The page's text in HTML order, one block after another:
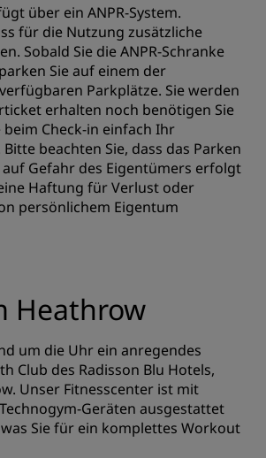
über ein ANPR-System.
für die Nutzung zusätzliche
Sobald Sie die ANPR-Schranke
Sie auf einem der
Parkplätze. Sie werden
erhalten noch benötigen Sie
beim Check-in einfach Ihr
beachten Sie, dass das Parken
Gefahr des Eigentümers erfolgt
Haftung für Verlust oder
persönlichem Eigentum
Heathrow
um die Uhr ein anregendes
Club des Radisson Blu Hotels,
Unser Fitnesscenter ist mit
Geräten ausgestattet
Sie für ein komplettes Workout